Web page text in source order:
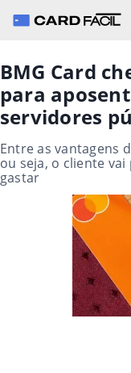
BMG Card
para
servidores
Entre as vantagens
ou seja, o cliente
gastar